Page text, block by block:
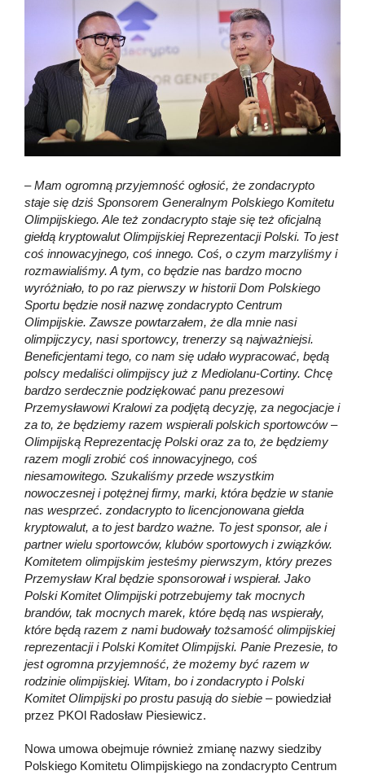
– Mam ogromną przyjemność ogłosić, że zondacrypto
staje się dziś Sponsorem Generalnym Polskiego Komitetu
Olimpijskiego. Ale też zondacrypto staje się też oficjalną
giełdą kryptowalut Olimpijskiej Reprezentacji Polski. To jest
coś innowacyjnego, coś innego. Coś, o czym marzyliśmy i
rozmawialiśmy. A tym, co będzie nas bardzo mocno
wyróżniało, to po raz pierwszy w historii Dom Polskiego
Sportu będzie nosił nazwę zondacrypto Centrum
Olimpijskie. Zawsze powtarzałem, że dla mnie nasi
olimpijczycy, nasi sportowcy, trenerzy są najważniejsi.
Beneficjentami tego, co nam się udało wypracować, będą
polscy medaliści olimpijscy już z Mediolanu-Cortiny. Chcę
bardzo serdecznie podziękować panu prezesowi
Przemysławowi Kralowi za podjętą decyzję, za negocjacje i
za to, że będziemy razem wspierali polskich sportowców –
Olimpijską Reprezentację Polski oraz za to, że będziemy
razem mogli zrobić coś innowacyjnego, coś
niesamowitego. Szukaliśmy przede wszystkim
nowoczesnej i potężnej firmy, marki, która będzie w stanie
nas wesprzeć. zondacrypto to licencjonowana giełda
kryptowalut, a to jest bardzo ważne. To jest sponsor, ale i
partner wielu sportowców, klubów sportowych i związków.
Komitetem olimpijskim jesteśmy pierwszym, który prezes
Przemysław Kral będzie sponsorował i wspierał. Jako
Polski Komitet Olimpijski potrzebujemy tak mocnych
brandów, tak mocnych marek, które będą nas wspierały,
które będą razem z nami budowały tożsamość olimpijskiej
reprezentacji i Polski Komitet Olimpijski. Panie Prezesie, to
jest ogromna przyjemność, że możemy być razem w
rodzinie olimpijskiej. Witam, bo i zondacrypto i Polski
Komitet Olimpijski po prostu pasują do siebie – powiedział
przez PKOl Radosław Piesiewicz.
Nowa umowa obejmuje również zmianę nazwy siedziby
Polskiego Komitetu Olimpijskiego na zondacrypto Centrum